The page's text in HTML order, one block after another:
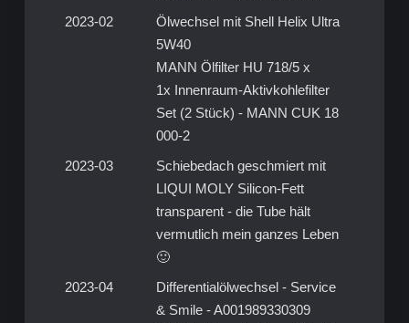
2023-02
Ölwechsel mit Shell Helix Ultra
5W40
MANN Ölfilter HU 718/5 x
1x Innenraum-Aktivkohlefilter
Set (2 Stück) - MANN CUK 18
000-2
2023-03
Schiebedach geschmiert mit
LIQUI MOLY Silicon-Fett
transparent - die Tube hält
vermutlich mein ganzes Leben
🙂
2023-04
Differentialölwechsel - Service
& Smile - A001989330309